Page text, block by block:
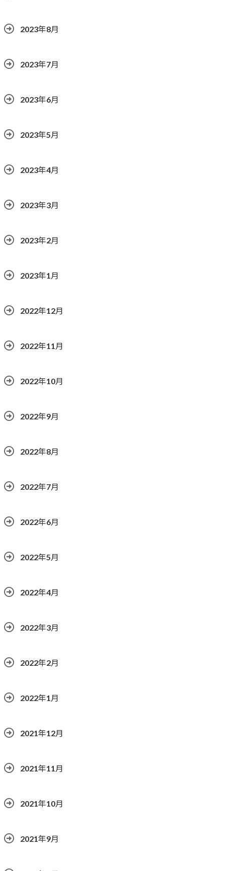
2023年8月
2023年7月
2023年6月
2023年5月
2023年4月
2023年3月
2023年2月
2023年1月
2022年12月
2022年11月
2022年10月
2022年9月
2022年8月
2022年7月
2022年6月
2022年5月
2022年4月
2022年3月
2022年2月
2022年1月
2021年12月
2021年11月
2021年10月
2021年9月